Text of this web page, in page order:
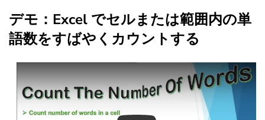
デモ：Excel でセルまたは範囲内の単
語数をすばやくカウントする